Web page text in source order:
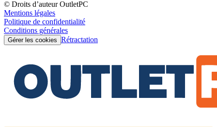
© Droits d’auteur OutletPC
Mentions légales
Politique de confidentialité
Conditions générales
Gérer les cookies Rétractation